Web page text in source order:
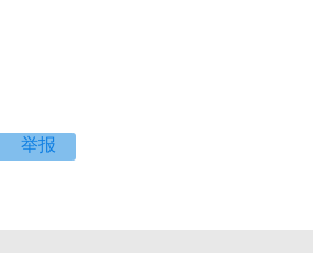
询、企业法院公告查询、法院开庭公告查询
举报